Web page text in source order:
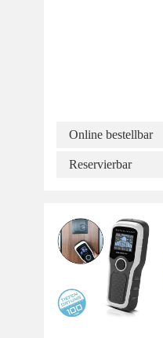
Online bestellbar
Reservierbar